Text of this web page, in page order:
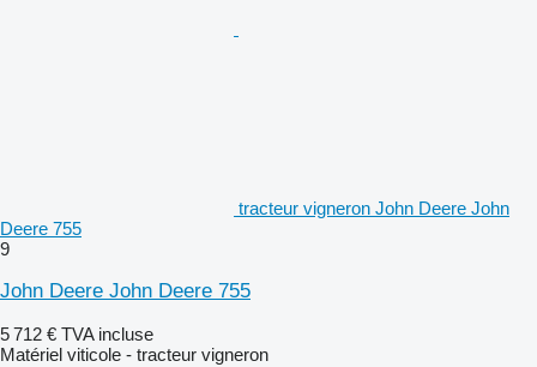
tracteur vigneron John Deere John
Deere 755
9
John Deere John Deere 755
5 712 € TVA incluse
Matériel viticole - tracteur vigneron